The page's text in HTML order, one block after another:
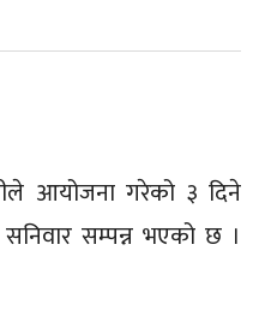
आयोजना गरेको ३ दिने
सम्पन्न भएको छ ।